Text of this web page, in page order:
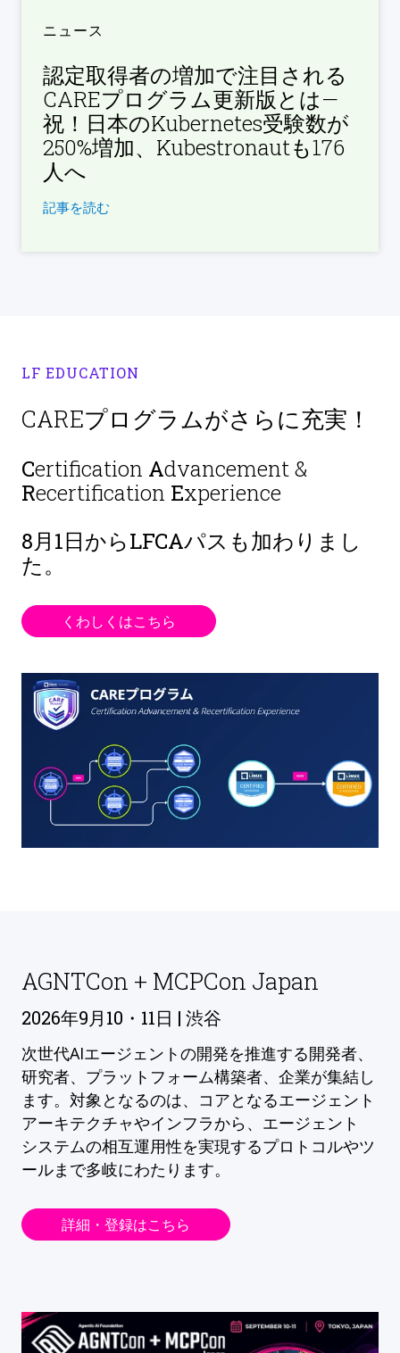
ニュース
認定取得者の増加で注目される
CAREプログラム更新版とは—
祝！日本のKubernetes受験数が
250%増加、Kubestronautも176
人へ
記事を読む
LF EDUCATION
CAREプログラムがさらに充実！
Certification Advancement &
Recertification Experience
8月1日からLFCAパスも加わりまし
た。
くわしくはこちら
AGNTCon + MCPCon Japan
2026年9月10・11日 | 渋谷
次世代AIエージェントの開発を推進する開発者、
研究者、プラットフォーム構築者、企業が集結し
ます。対象となるのは、コアとなるエージェント
アーキテクチャやインフラから、エージェント
システムの相互運用性を実現するプロトコルやツ
ールまで多岐にわたります。
詳細・登録はこちら